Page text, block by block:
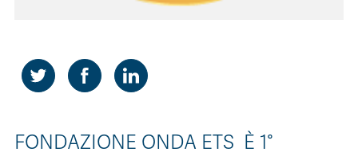
FONDAZIONE ONDA ETS È 1°